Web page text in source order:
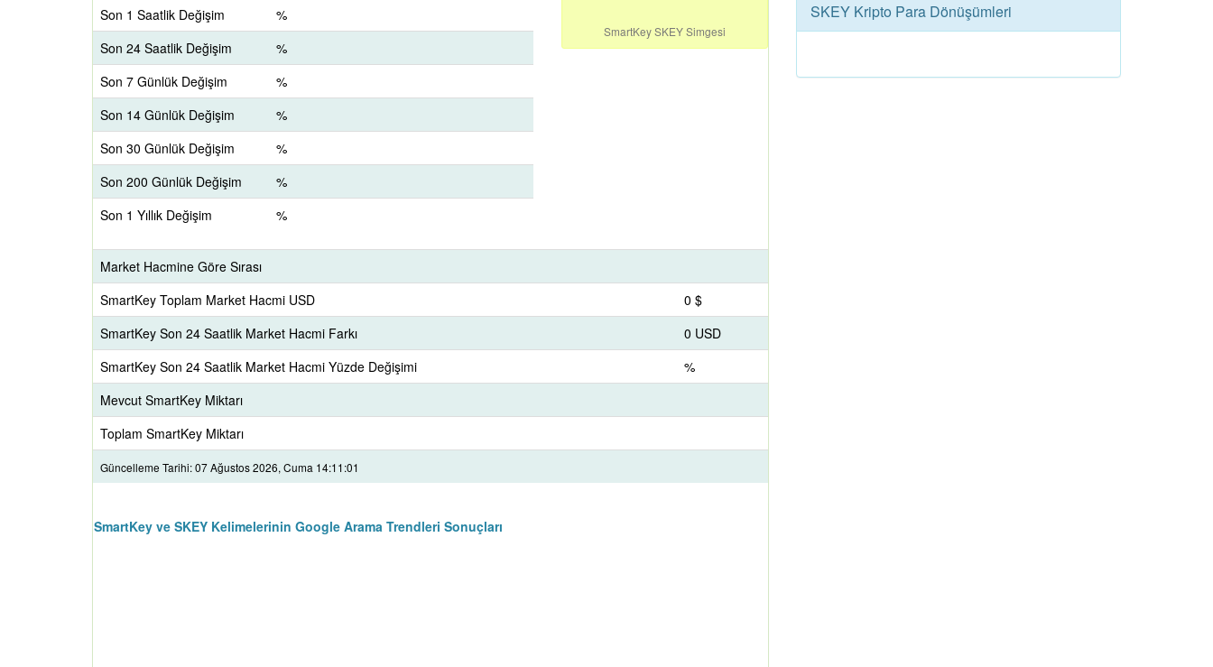
Son 1 Saatlik Değişim
%
Son 24 Saatlik Değişim
%
Son 7 Günlük Değişim
%
Son 14 Günlük Değişim
%
Son 30 Günlük Değişim
%
Son 200 Günlük Değişim
%
Son 1 Yıllık Değişim
%
SmartKey SKEY Simgesi
Market Hacmine Göre Sırası
SmartKey Toplam Market Hacmi USD
0 $
SmartKey Son 24 Saatlik Market Hacmi Farkı
0 USD
SmartKey Son 24 Saatlik Market Hacmi Yüzde Değişimi
%
Mevcut SmartKey Miktarı
Toplam SmartKey Miktarı
Güncelleme Tarihi: 07 Ağustos 2026, Cuma 14:11:01
SmartKey ve SKEY Kelimelerinin Google Arama Trendleri Sonuçları
SKEY Kripto Para Dönüşümleri